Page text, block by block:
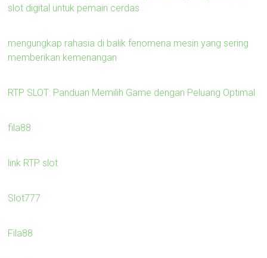
slot digital untuk pemain cerdas
mengungkap rahasia di balik fenomena mesin yang sering
memberikan kemenangan
RTP SLOT: Panduan Memilih Game dengan Peluang Optimal
fila88
link RTP slot
Slot777
Fila88